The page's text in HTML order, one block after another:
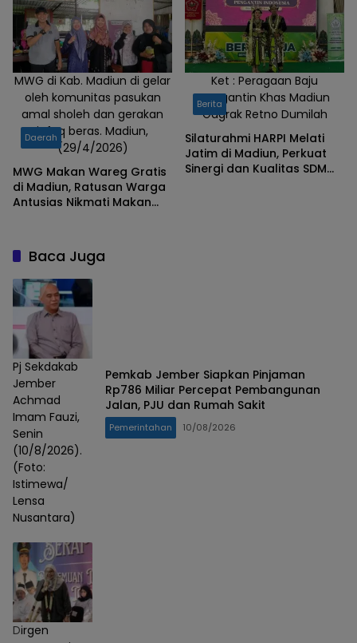
MWG di Kab. Madiun di gelar
oleh komunitas pasukan
amal sholeh dan gerakan
infaq beras. Madiun,
(29/4/2026)
Daerah
MWG Makan Wareg Gratis
di Madiun, Ratusan Warga
Antusias Nikmati Makan
Ket : Peragaan Baju
Pengantin Khas Madiun
Gagrak Retno Dumilah
Berita
Silaturahmi HARPI Melati
Jatim di Madiun, Perkuat
Sinergi dan Kualitas SDM
Baca Juga
Pj Sekdakab
Jember
Achmad
Imam Fauzi,
Senin
(10/8/2026).
(Foto:
Istimewa/
Lensa
Nusantara)
Pemkab Jember Siapkan Pinjaman
Rp786 Miliar Percepat Pembangunan
Jalan, PJU dan Rumah Sakit
Pemerintahan 10/08/2026
Dirgen